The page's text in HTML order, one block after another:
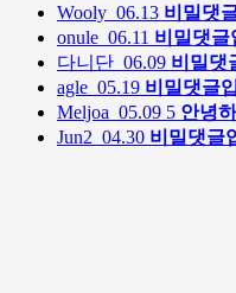
Wooly 06.13 비밀댓
onule 06.11 비밀댓글
다니단 06.09 비밀댓
agle 05.19 비밀댓글
Meljoa 05.09 5 안녕
Jun2 04.30 비밀댓글